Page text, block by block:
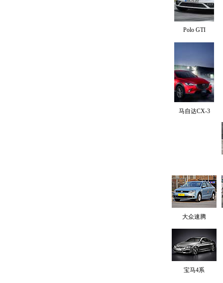
Polo GTI
马自达CX-3
大众速腾
宝马4系